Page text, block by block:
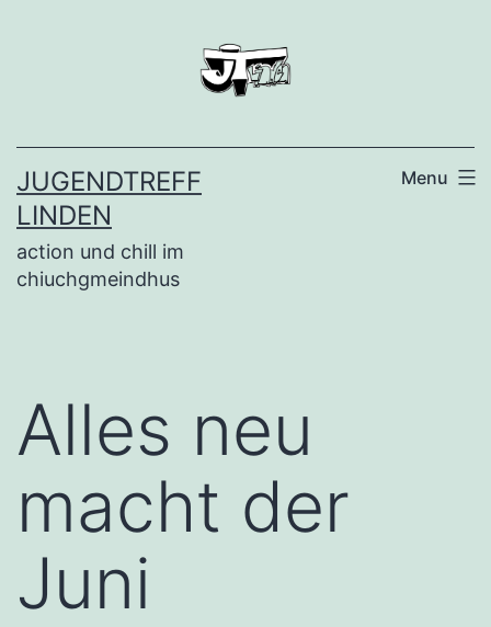
JUGENDTREFF
LINDEN
action und chill im
chiuchgmeindhus
Menu
Alles neu
macht der
Juni